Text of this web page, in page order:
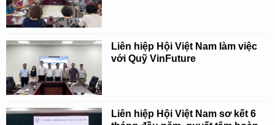
Liên hiệp Hội Việt Nam làm việc
với Quỹ VinFuture
Liên hiệp Hội Việt Nam sơ kết 6